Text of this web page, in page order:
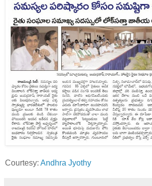
Courtesy: Andhra Jyothy